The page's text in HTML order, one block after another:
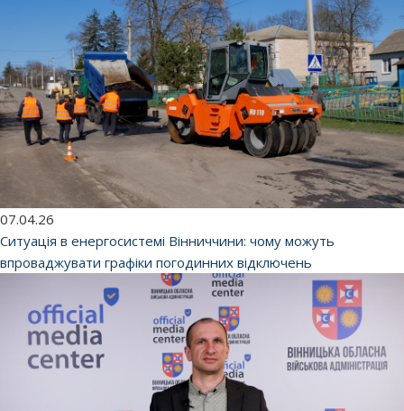
07.04.26
Ситуація в енергосистемі Вінниччини: чому можуть
впроваджувати графіки погодинних відключень